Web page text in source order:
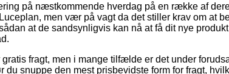
på næstkommende hverdag på en række af
men vær på vagt da det stiller krav om at
at de sandsynligvis kan nå at få dit nye
fragt, men i mange tilfælde er det under
du snuppe den mest prisbevidste form for fragt,